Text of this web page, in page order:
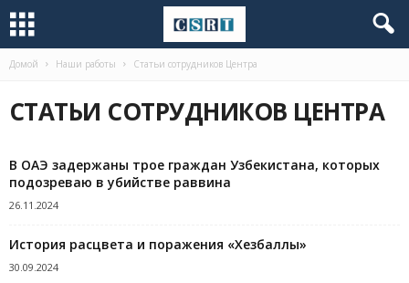
Домой Наши работы Статьи сотрудников Центра
СТАТЬИ СОТРУДНИКОВ ЦЕНТРА
В ОАЭ задержаны трое граждан Узбекистана, которых
подозреваю в убийстве раввина
26.11.2024
История расцвета и поражения «Хезбаллы»
30.09.2024